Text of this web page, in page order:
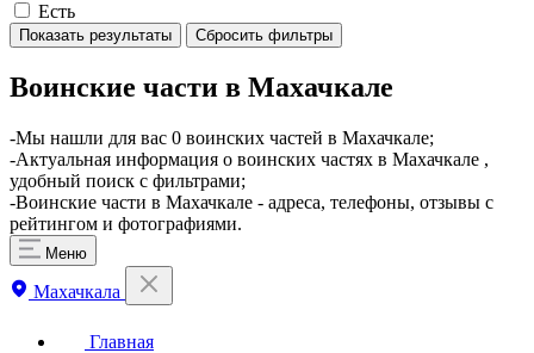
Есть
Показать результаты Сбросить фильтры
Воинские части в Махачкале
​-Мы нашли для вас 0 воинских частей в Махачкале;
-Актуальная информация о воинских частях в Махачкале ,
удобный поиск с фильтрами;
-Воинские части в Махачкале - адреса, телефоны, отзывы с
рейтингом и фотографиями.
Меню
Махачкала
Главная